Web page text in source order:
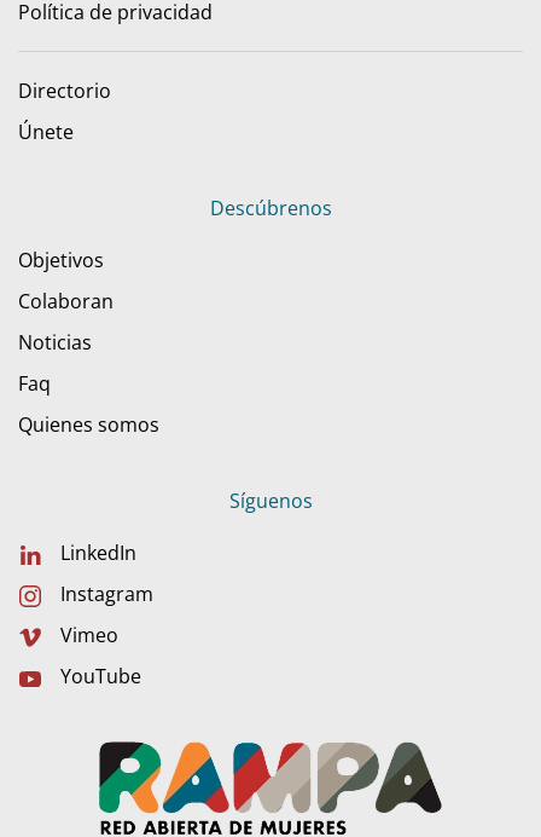
Política de privacidad
Directorio
Únete
Descúbrenos
Objetivos
Colaboran
Noticias
Faq
Quienes somos
Síguenos
LinkedIn
Instagram
Vimeo
YouTube